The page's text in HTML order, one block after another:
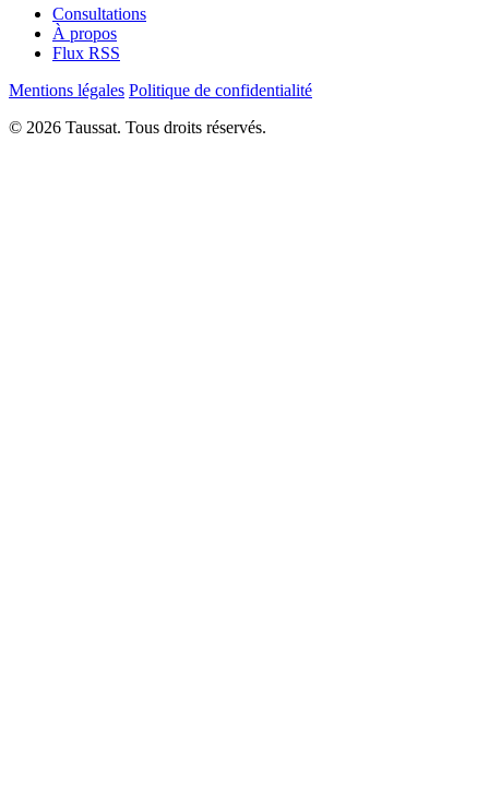
Consultations
À propos
Flux RSS
Mentions légales Politique de confidentialité
© 2026 Taussat. Tous droits réservés.